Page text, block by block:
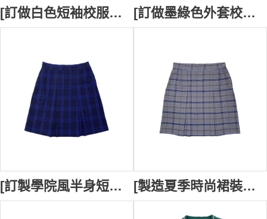
[訂做白色短袖校服恤衫] | 黑邊撞色款式設計 | 繡花章袋口校服設計 | Belmont High School | 校服專門店 SU412 [訂做墨綠色外套校服] | 一字袋口款式設計 | 拉鏈設計 | Valentine Public School | 校服供應商 SU411
[訂製學院風半身短裙] ｜深藍色A字裙校服｜側邊拉鍊設計｜校服裙製造商 SU380 [製造夏季時尚裙裝校服] ｜灰色半身A字裙｜側邊拉鏈口袋設計｜校服裙供應商 SU378